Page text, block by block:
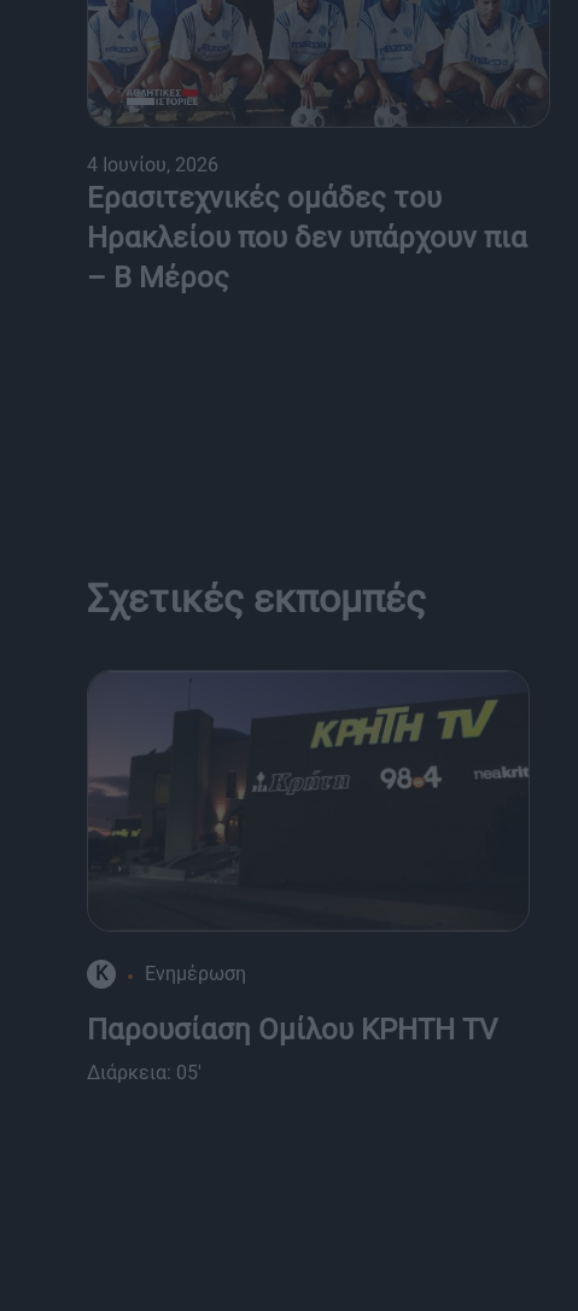
4 Ιουνίου, 2026
Ερασιτεχνικές ομάδες του
Ηρακλείου που δεν υπάρχουν πια
– Β Μέρος
Σχετικές εκπομπές
K Ενημέρωση
Παρουσίαση Ομίλου ΚΡΗΤΗ TV
Διάρκεια: 05'